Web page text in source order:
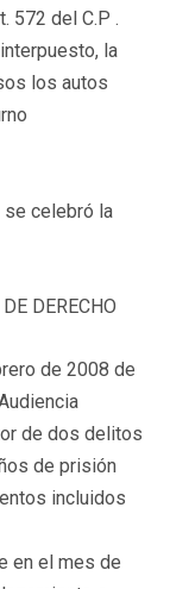
572 del C.P .
la
los autos
se celebró la
DERECHO
de 2008 de
de dos delitos
de prisión
incluidos
en el mes de